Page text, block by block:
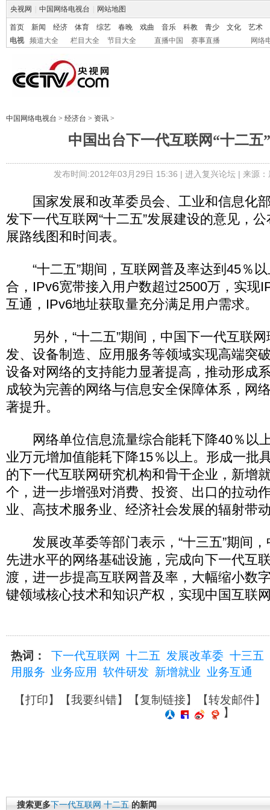
央视网 中国网络电视台 网站地图
首页 新闻 经济 体育 综艺 春晚 戏曲 音乐 科教 青少 文化
艺术
电视
频道大全 栏目大全 节目大全 直播中国 赛事直播 网络
中国网络电视台 > 经济台 > 资讯 >
中国出台下一代互联网“十二五
发布时间:2012年03月29日 15:36 | 进入复兴论坛| 来源
国家发展和改革委员会、工业和信息化
发下一代互联网“十二五”发展建设的意见，
展路线图和时间表。
“十二五”期间，互联网普及率达到45％以
合，IPv6宽带接入用户数超过2500万，实现
互通，IPv6地址获取量充分满足用户需求。
另外，“十二五”期间，中国下一代互联网
发、设备制造、应用服务等领域实现高端突
设备对网络的支持能力显著提高，推动形成
成较为完善的网络与信息安全保障体系，网
著提升。
网络单位信息流量综合能耗下降40％以
业万元增加值能耗下降15％以上。形成一批
的下一代互联网研究机构和骨干企业，新增
个，进一步增强对消费、投资、出口的拉动
业、高技术服务业、经济社会发展的辐射带
发展改革委等部门表示，“十三五”期间，
先进水平的网络基础设施，完成向下一代互
渡，进一步提高互联网普及率，大幅缩小数
键领域核心技术和知识产权，实现中国互联
热词： 下一代互联网 十二五 发展改革委 十三五
用服务 业务应用 软件研发 新增就业 业务互通
【打印】【我要纠错】【复制链接】【转发邮件】
】
搜索更多下一代互联网 十二五 的新闻